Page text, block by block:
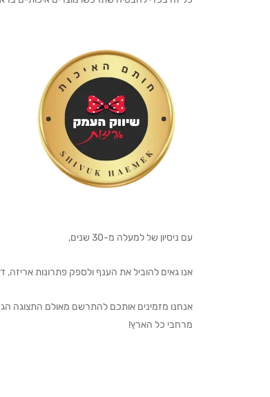
עם ניסיון של למעלה מ-30 שנים,
אנו גאים להוביל את הענף ולספק פתרונות אריזה,
מרחבי כל הארץ!